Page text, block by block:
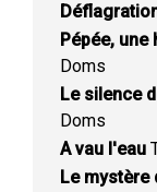
Pépée,
Doms
Le silence
Doms
A vau l'eau
Le mystère